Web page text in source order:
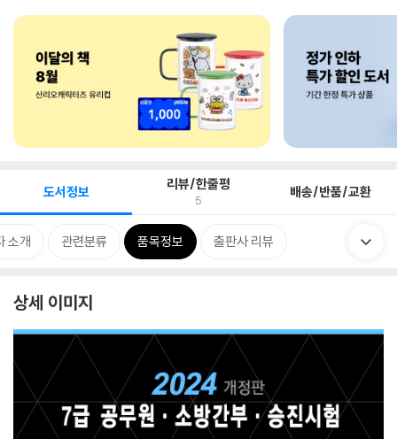
도서정보 리뷰/한줄평
5 배송/반품/교환
소개 관련분류 품목정보 출판사 리뷰
상세 이미지